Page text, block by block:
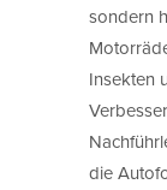
sondern
Insekten
die